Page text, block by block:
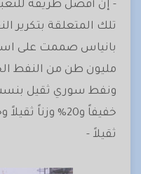
- إن أفضل طريقة
تلك المتعلقة بتكرير
مليون طن من النفط
ثقيلاً -